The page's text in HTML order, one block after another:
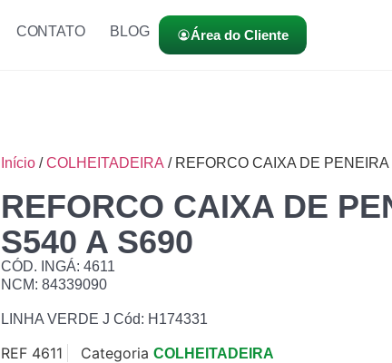
CONTATO BLOG Área do Cliente
Início /COLHEITADEIRA / REFORCO CAIXA DE PENEIRA
REFORCO CAIXA DE
S540 A S690
CÓD. INGÁ: 4611
NCM: 84339090
LINHA VERDE J Cód: H174331
REF 4611 Categoria COLHEITADEIRA